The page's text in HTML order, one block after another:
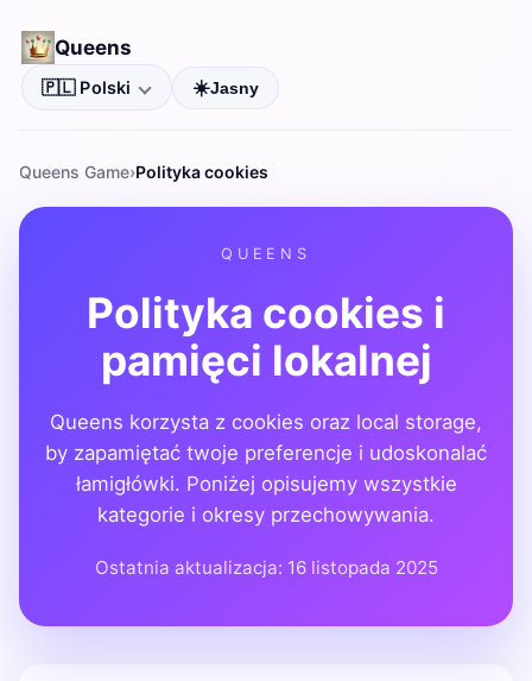
Queens
Język
🇵🇱 Polski ☀️Jasny
Queens Game Polityka cookies
QUEENS
Polityka cookies i
pamięci lokalnej
Queens korzysta z cookies oraz local storage,
by zapamiętać twoje preferencje i udoskonalać
łamigłówki. Poniżej opisujemy wszystkie
kategorie i okresy przechowywania.
Ostatnia aktualizacja: 16 listopada 2025